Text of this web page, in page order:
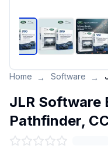
Home → Software →
JLR Software
Pathfinder,